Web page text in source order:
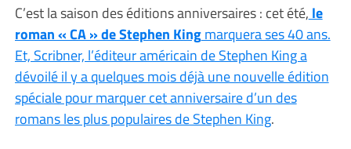
C’est la saison des éditions anniversaires : cet été, le
roman « CA » de Stephen Kingmarquera ses 40 ans.
Et, Scribner, l’éditeur américain de Stephen King a
dévoilé il y a quelques mois déjà une nouvelle édition
spéciale pour marquer cet anniversaire d’un des
romans les plus populaires de Stephen King.